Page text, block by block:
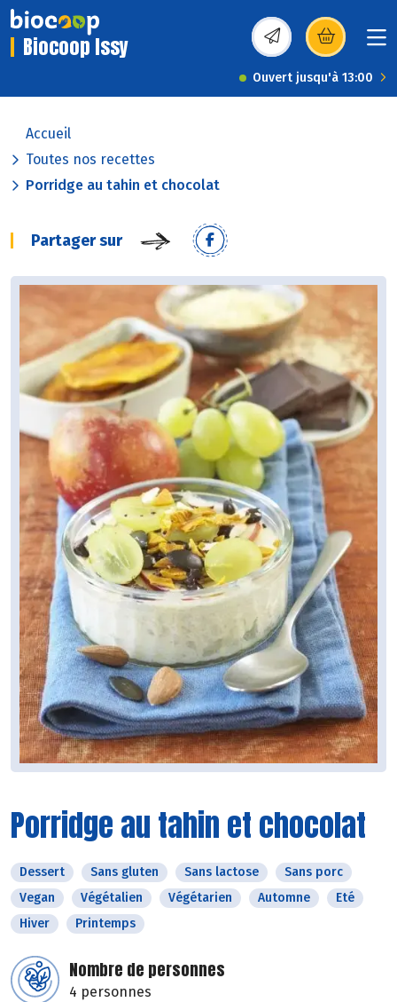
Biocoop Issy (s’ouvre dans une
Ouvert jusqu'à 13:00
Accueil
Toutes nos recettes
Porridge au tahin et chocolat
Partager sur
Porridge au tahin et chocolat
Dessert Sans gluten Sans lactose
Sans porc
Vegan
Végétalien Végétarien Automne
Eté
Hiver
Printemps
Nombre de personnes
4 personnes